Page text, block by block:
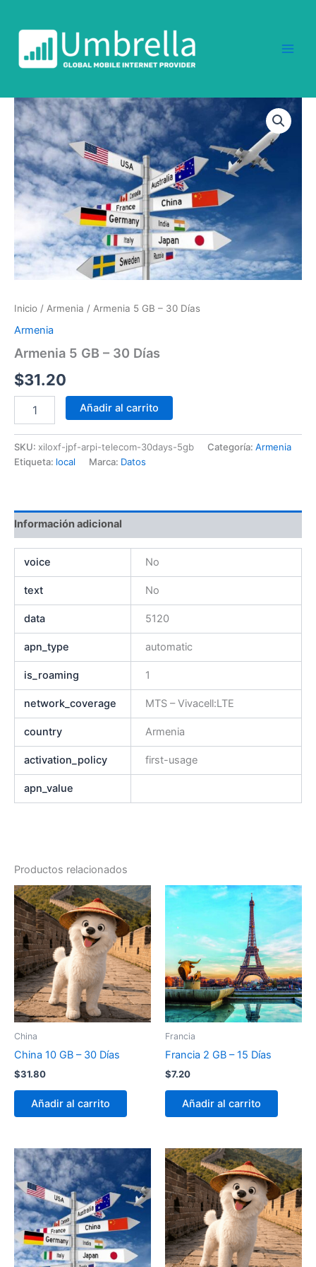
contenido
Inicio / Armenia / Armenia 5 GB – 30 Días
Armenia
Armenia 5 GB – 30 Días
$31.20
Armenia
5
GB
-
30
Días
cantidad
Añadir al carrito
SKU: xiloxf-jpf-arpi-telecom-30days-5gb Categoría: Armenia
Etiqueta: local Marca: Datos
Información adicional
voice No
text No
data 5120
apn_type automatic
is_roaming 1
network_coverage MTS – Vivacell:LTE
country Armenia
activation_policy first-usage
apn_value
Productos relacionados
China
China 10 GB – 30 Días
$31.80
Añadir al carrito
Francia
Francia 2 GB – 15 Días
$7.20
Añadir al carrito